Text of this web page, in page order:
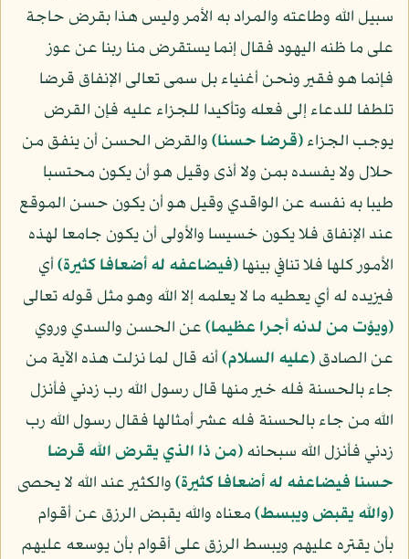
سبيل الله وطاعته والمراد به الأمر وليس هذا بقرض حاجة
على ما ظنه اليهود فقال إنما يستقرض منا ربنا عن عوز
فإنما هو فقير ونحن أغنياء بل سمى تعالى الإنفاق قرضا
تلطفا للدعاء إلى فعله وتأكيدا للجزاء عليه فإن القرض
يوجب الجزاء﴿قرضا حسنا﴾والقرض الحسن أن ينفق من
حلال ولا يفسده بمن ولا أذى وقيل هو أن يكون محتسبا
طيبا به نفسه عن الواقدي وقيل هو أن يكون حسن الموقع
عند الإنفاق فلا يكون خسيسا والأولى أن يكون جامعا لهذه
الأمور كلها فلا تنافي بينها﴿فيضاعفه له أضعافا كثيرة﴾أي
فيزيده له أي يعطيه ما لا يعلمه إلا الله وهو مثل قوله تعالى
﴿ويؤت من لدنه أجرا عظيما﴾عن الحسن والسدي وروي
عن الصادق(عليه السلام)أنه قال لما نزلت هذه الآية من
جاء بالحسنة فله خير منها قال رسول الله رب زدني فأنزل
الله من جاء بالحسنة فله عشر أمثالها فقال رسول الله رب
زدني فأنزل الله سبحانه﴿من ذا الذي يقرض الله قرضا
حسنا فيضاعفه له أضعافا كثيرة﴾والكثير عند الله لا يحصى
﴿والله يقبض ويبسط﴾معناه والله يقبض الرزق عن أقوام
بأن يقتره عليهم ويبسط الرزق على أقوام بأن يوسعه عليهم